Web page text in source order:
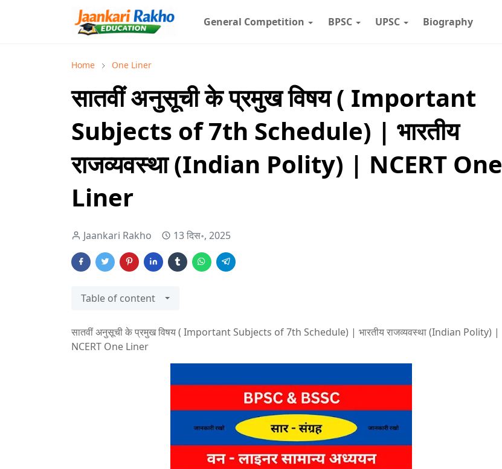
General Competition BPSC UPSC Biography
Home One Liner
सातवीं अनुसूची के प्रमुख विषय ( Important
Subjects of 7th Schedule) | भारतीय
राजव्यवस्था (Indian Polity) | NCERT One
Liner
Jaankari Rakho 13 दिस॰, 2025
Table of content
सातवीं अनुसूची के प्रमुख विषय ( Important Subjects of 7th Schedule) | भारतीय राजव्यवस्था (Indian Polity) |
NCERT One Liner